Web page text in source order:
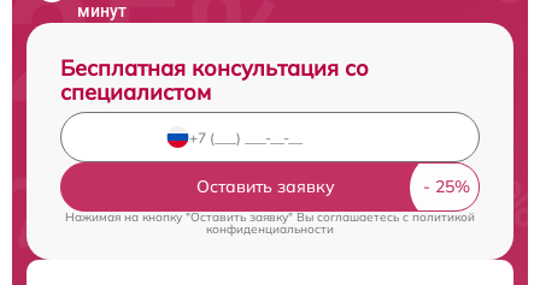
минут
Бесплатная консультация со
специалистом
Оставить заявку
Нажимая на кнопку "Оставить заявку" Вы соглашаетесь cполитикой
конфиденциальности